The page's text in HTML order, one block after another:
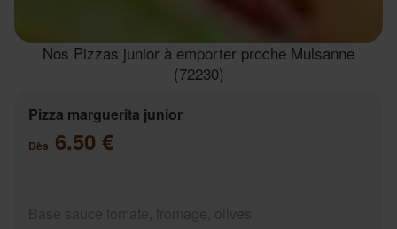
Nos Pizzas junior à emporter proche Mulsanne
(72230)
Pizza marguerita junior
Dès 6.50 €